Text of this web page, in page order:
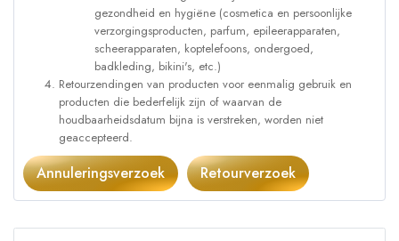
gezondheid en hygiëne (cosmetica en persoonlijke
verzorgingsproducten, parfum, epileerapparaten,
scheerapparaten, koptelefoons, ondergoed,
badkleding, bikini's, etc.)
Retourzendingen van producten voor eenmalig gebruik en
producten die bederfelijk zijn of waarvan de
houdbaarheidsdatum bijna is verstreken, worden niet
geaccepteerd.
Annuleringsverzoek Retourverzoek